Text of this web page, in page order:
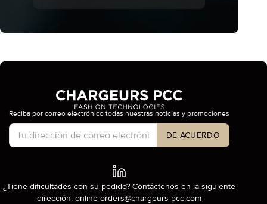
Tipo de cuenta
Reciba por correo electrónico todas nuestras noticias y promociones
DE ACUERDO
¿Tiene dificultades con su pedido? Contáctenos en la siguiente
dirección: online-orders@chargeurs-pcc.com